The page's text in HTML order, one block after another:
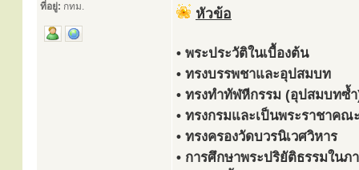
ที่อยู่: กทม. หัวข้อ
• พระประวัติในเบื้องต้น
• ทรงบรรพชาและอุปสมบท
• ทรงทำทัฬหีกรรม (อุปสมบทซ้
• ทรงกรมและเป็นพระราชาคณ
• ทรงครองวัดบวรนิเวศวิหาร
• การศึกษาพระปริยัติธรรมในภ